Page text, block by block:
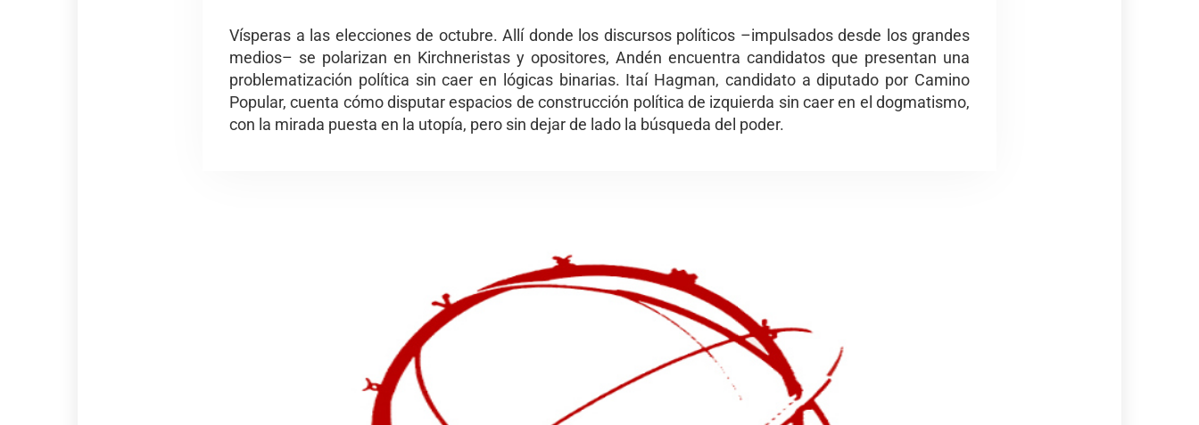
Vísperas a las elecciones de octubre. Allí donde los discursos políticos –impulsados desde los grandes
medios– se polarizan en Kirchneristas y opositores, Andén encuentra candidatos que presentan una
problematización política sin caer en lógicas binarias. Itaí Hagman, candidato a diputado por Camino
Popular, cuenta cómo disputar espacios de construcción política de izquierda sin caer en el dogmatismo,
con la mirada puesta en la utopía, pero sin dejar de lado la búsqueda del poder.